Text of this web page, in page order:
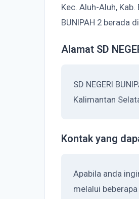
Kec. Aluh-Aluh,
BUNIPAH 2 berada
Alamat SD
SD NEGERI
Kalimantan
Kontak yang
Apabila anda
melalui